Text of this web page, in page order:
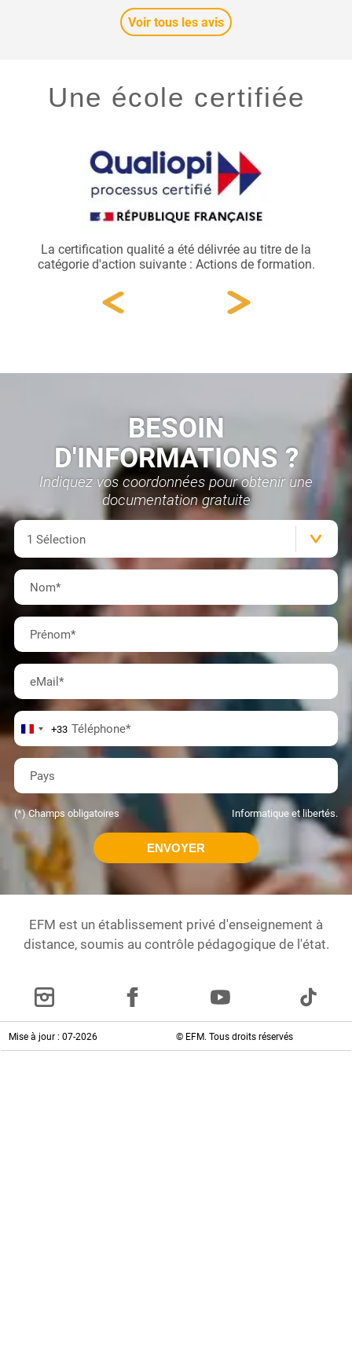
Voir tous les avis
Une école certifiée
La certification qualité a été délivrée au titre de la
catégorie d'action suivante : Actions de formation.
BESOIN
D'INFORMATIONS ?
Indiquez vos coordonnées pour obtenir une
documentation gratuite
Formation(s)
1 Sélection
Nom*
Prénom*
eMail*
Téléphone *
+33
Pays
(*) Champs obligatoires Informatique et libertés.
EFM est un établissement privé d'enseignement à
distance, soumis au contrôle pédagogique de l'état.
Mise à jour : 07-2026 © EFM. Tous droits réservés